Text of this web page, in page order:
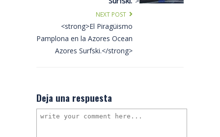
NEXT POST
<strong>El Piragüismo
Pamplona en la Azores Ocean
Azores Surfski.</strong>
Deja una respuesta